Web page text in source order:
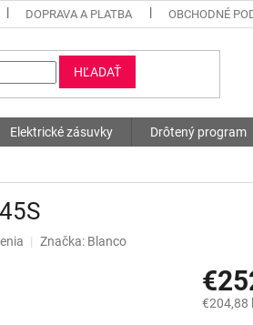
DOPRAVA A PLATBA OBCHODNÉ
HĽADAŤ
Elektrické zásuvky Drôtený program
Značka: Blanco
€204,88